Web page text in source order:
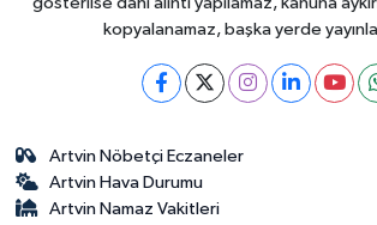
kopyalanamaz, başka yerde
Artvin Nöbetçi Eczaneler
Artvin Hava Durumu
Artvin Namaz Vakitleri